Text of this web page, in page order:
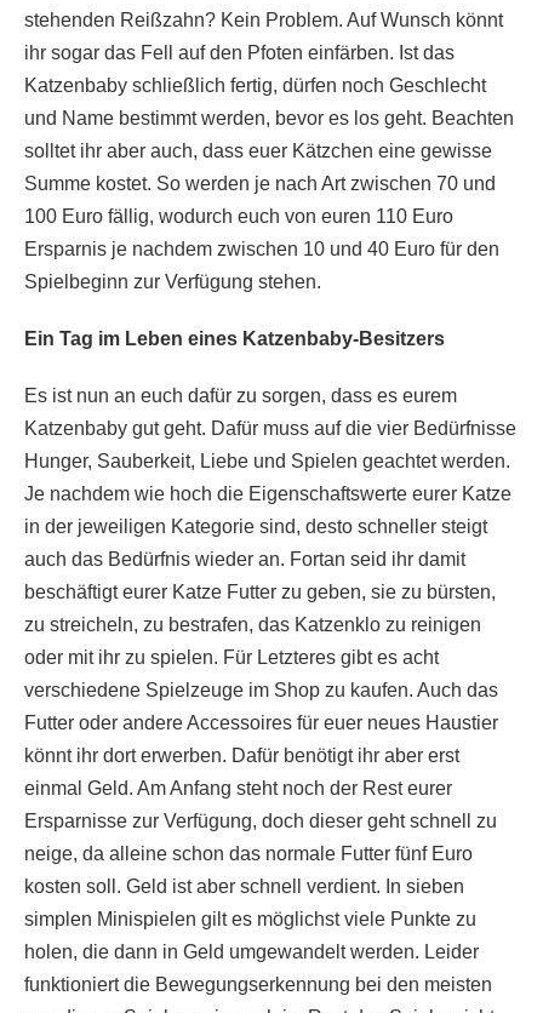
stehenden Reißzahn? Kein Problem. Auf Wunsch könnt
ihr sogar das Fell auf den Pfoten einfärben. Ist das
Katzenbaby schließlich fertig, dürfen noch Geschlecht
und Name bestimmt werden, bevor es los geht. Beachten
solltet ihr aber auch, dass euer Kätzchen eine gewisse
Summe kostet. So werden je nach Art zwischen 70 und
100 Euro fällig, wodurch euch von euren 110 Euro
Ersparnis je nachdem zwischen 10 und 40 Euro für den
Spielbeginn zur Verfügung stehen.
Ein Tag im Leben eines Katzenbaby-Besitzers
Es ist nun an euch dafür zu sorgen, dass es eurem
Katzenbaby gut geht. Dafür muss auf die vier Bedürfnisse
Hunger, Sauberkeit, Liebe und Spielen geachtet werden.
Je nachdem wie hoch die Eigenschaftswerte eurer Katze
in der jeweiligen Kategorie sind, desto schneller steigt
auch das Bedürfnis wieder an. Fortan seid ihr damit
beschäftigt eurer Katze Futter zu geben, sie zu bürsten,
zu streicheln, zu bestrafen, das Katzenklo zu reinigen
oder mit ihr zu spielen. Für Letzteres gibt es acht
verschiedene Spielzeuge im Shop zu kaufen. Auch das
Futter oder andere Accessoires für euer neues Haustier
könnt ihr dort erwerben. Dafür benötigt ihr aber erst
einmal Geld. Am Anfang steht noch der Rest eurer
Ersparnisse zur Verfügung, doch dieser geht schnell zu
neige, da alleine schon das normale Futter fünf Euro
kosten soll. Geld ist aber schnell verdient. In sieben
simplen Minispielen gilt es möglichst viele Punkte zu
holen, die dann in Geld umgewandelt werden. Leider
funktioniert die Bewegungserkennung bei den meisten